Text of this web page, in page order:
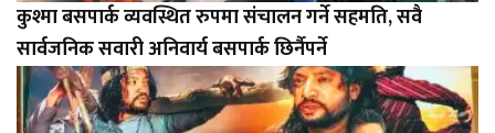
कुश्मा बसपार्क व्यवस्थित रुपमा संचालन गर्ने सहमति, सवै
सार्वजनिक सवारी अनिवार्य बसपार्क छिर्नैपर्ने